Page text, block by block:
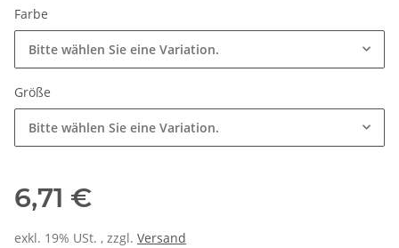
Farbe
Bitte wählen Sie eine Variation.
Größe
Bitte wählen Sie eine Variation.
6,71 €
exkl. 19% USt. , zzgl. Versand